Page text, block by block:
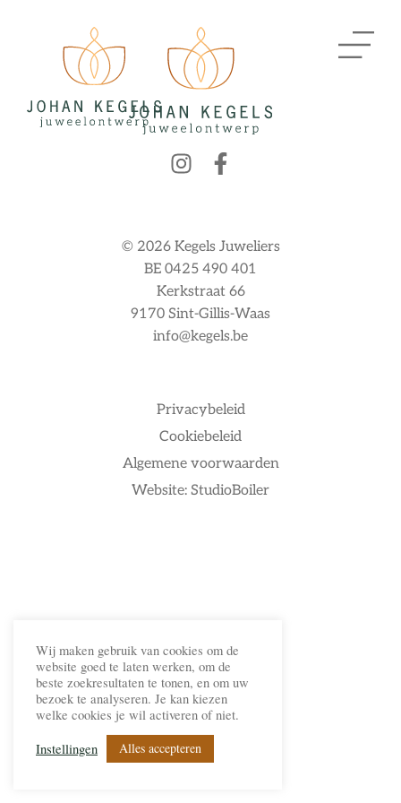
Privacybeleid
Cookiebeleid
Algemene voorwaarden
Website: StudioBoiler
© 2026 Kegels Juweliers
BE 0425 490 401
Kerkstraat 66
9170 Sint-Gillis-Waas
info@kegels.be
Wij maken gebruik van cookies om de
website goed te laten werken, om de
beste zoekresultaten te tonen, en om uw
bezoek te analyseren. Je kan kiezen
welke cookies je wil activeren of niet.
Instellingen
Alles accepteren